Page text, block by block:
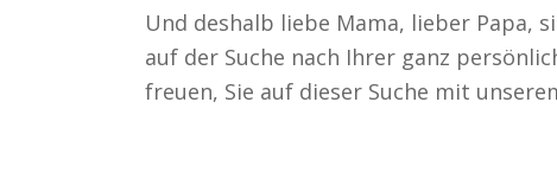
Und deshalb liebe Mama, lieber Papa,
auf der Suche nach Ihrer ganz
freuen, Sie auf dieser Suche mit